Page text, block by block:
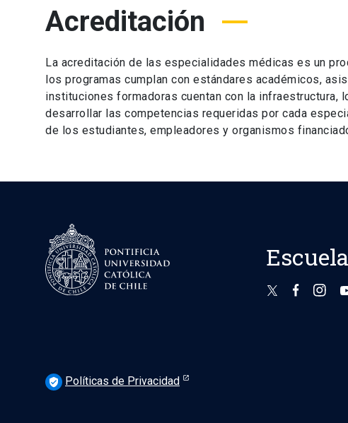
Acreditación
La acreditación de las especialidades médicas es un
los programas cumplan con estándares académicos,
instituciones formadoras cuentan con la
desarrollar las competencias requeridas por cada
de los estudiantes, empleadores y organismos
verified_user Políticas de Privacidad